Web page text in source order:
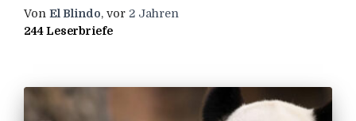
Von El Blindo, vor 2 Jahren
244 Leserbriefe